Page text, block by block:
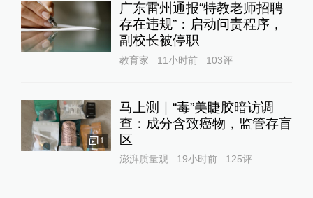
广东雷州通报“特教老师招聘
存在违规”：启动问责程序，
副校长被停职
教育家 11小时前 103评
1
马上测｜“毒”美睫胶暗访调
查：成分含致癌物，监管存盲
区
澎湃质量观 19小时前 125评